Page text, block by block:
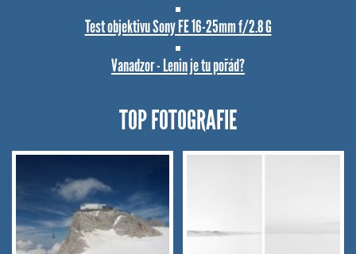
Test objektivu Sony FE 16-25mm f/2.8 G
Vanadzor - Lenin je tu pořád?
TOP FOTOGRAFIE